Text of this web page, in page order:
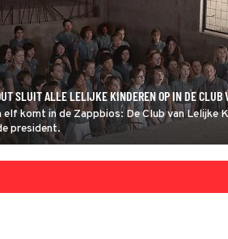
SLUIT ALLE LELIJKE KINDEREN OP IN DE
elf komt in de Zappbios: De Club van Lelijke
president.